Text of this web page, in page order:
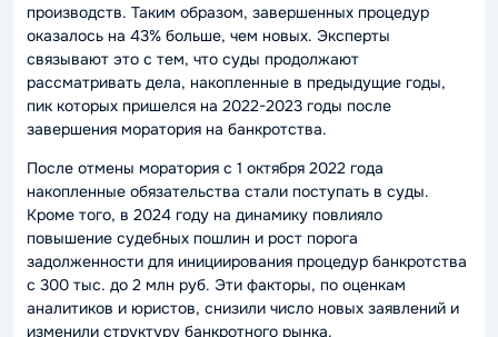
производств. Таким образом, завершенных процедур
оказалось на 43% больше, чем новых. Эксперты
связывают это с тем, что суды продолжают
рассматривать дела, накопленные в предыдущие годы,
пик которых пришелся на 2022-2023 годы после
завершения моратория на банкротства.
После отмены моратория с 1 октября 2022 года
накопленные обязательства стали поступать в суды.
Кроме того, в 2024 году на динамику повлияло
повышение судебных пошлин и рост порога
задолженности для инициирования процедур банкротства
с 300 тыс. до 2 млн руб. Эти факторы, по оценкам
аналитиков и юристов, снизили число новых заявлений и
изменили структуру банкротного рынка.